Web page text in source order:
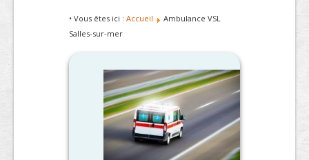
• Vous êtes ici : Accueil
Ambulance VSL
Salles-sur-mer